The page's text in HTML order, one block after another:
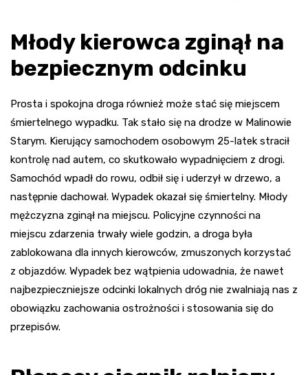
Młody kierowca zginął na
bezpiecznym odcinku
Prosta i spokojna droga również może stać się miejscem
śmiertelnego wypadku. Tak stało się na drodze w Malinowie
Starym. Kierujący samochodem osobowym 25-latek stracił
kontrolę nad autem, co skutkowało wypadnięciem z drogi.
Samochód wpadł do rowu, odbił się i uderzył w drzewo, a
następnie dachował. Wypadek okazał się śmiertelny. Młody
mężczyzna zginął na miejscu. Policyjne czynności na
miejscu zdarzenia trwały wiele godzin, a droga była
zablokowana dla innych kierowców, zmuszonych korzystać
z objazdów. Wypadek bez wątpienia udowadnia, że nawet
najbezpieczniejsze odcinki lokalnych dróg nie zwalniają nas z
obowiązku zachowania ostrożności i stosowania się do
przepisów.